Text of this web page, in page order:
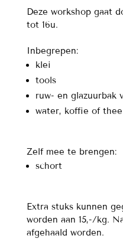
Deze workshop gaat
tot 16u.
Inbegrepen:
klei
tools
ruw- en glazuurbak
water, koffie of thee
Zelf mee te brengen:
schort
Extra stuks kunnen
worden aan 15,-/kg.
afgehaald worden.